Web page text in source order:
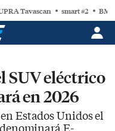
Tavascan smart #2
SUV eléctrico
en 2026
Estados Unidos el
E-